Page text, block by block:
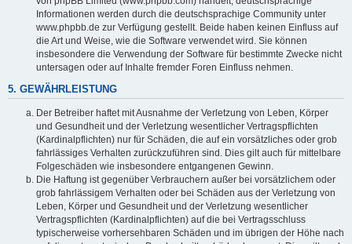
Informationen werden durch die deutschsprachige Community unter
www.phpbb.de zur Verfügung gestellt. Beide haben keinen Einfluss auf
die Art und Weise, wie die Software verwendet wird. Sie können
insbesondere die Verwendung der Software für bestimmte Zwecke nicht
untersagen oder auf Inhalte fremder Foren Einfluss nehmen.
5. GEWÄHRLEISTUNG
Der Betreiber haftet mit Ausnahme der Verletzung von Leben, Körper
und Gesundheit und der Verletzung wesentlicher Vertragspflichten
(Kardinalpflichten) nur für Schäden, die auf ein vorsätzliches oder grob
fahrlässiges Verhalten zurückzuführen sind. Dies gilt auch für mittelbare
Folgeschäden wie insbesondere entgangenen Gewinn.
Die Haftung ist gegenüber Verbrauchern außer bei vorsätzlichem oder
grob fahrlässigem Verhalten oder bei Schäden aus der Verletzung von
Leben, Körper und Gesundheit und der Verletzung wesentlicher
Vertragspflichten (Kardinalpflichten) auf die bei Vertragsschluss
typischerweise vorhersehbaren Schäden und im übrigen der Höhe nach